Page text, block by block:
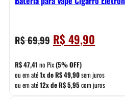
R$69,99 O
preço
original
era:
R$ 69,99.
R$49,90
preço
é:
R$ 49,90.
R$47,41 no Pix(5% OFF)
ou em até1x deR$49,90sem juros
ou em até12x deR$5,95com juros